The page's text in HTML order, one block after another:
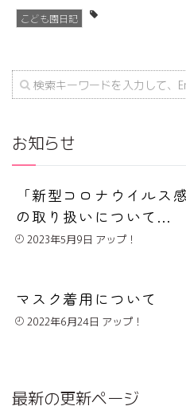
こども園日記
お知らせ
「新型コロナウイルス
の取り扱いについて...
2023年5月9日
マスク着用について
2022年6月24日
最新の更新ページ